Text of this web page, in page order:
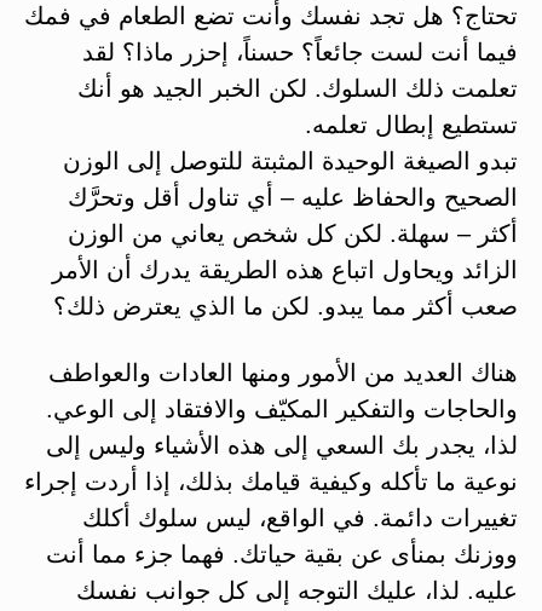
تحتاج؟ هل تجد نفسك وأنت تضع الطعام في فمك
فيما أنت لست جائعاً؟ حسناً، إحزر ماذا؟ لقد
تعلمت ذلك السلوك. لكن الخبر الجيد هو أنك
تستطيع إبطال تعلمه.
تبدو الصيغة الوحيدة المثبتة للتوصل إلى الوزن
الصحيح والحفاظ عليه – أي تناول أقل وتحرَّك
أكثر – سهلة. لكن كل شخص يعاني من الوزن
الزائد ويحاول اتباع هذه الطريقة يدرك أن الأمر
صعب أكثر مما يبدو. لكن ما الذي يعترض ذلك؟
هناك العديد من الأمور ومنها العادات والعواطف
والحاجات والتفكير المكيّف والافتقاد إلى الوعي.
لذا، يجدر بك السعي إلى هذه الأشياء وليس إلى
نوعية ما تأكله وكيفية قيامك بذلك، إذا أردت إجراء
تغييرات دائمة. في الواقع، ليس سلوك أكلك
ووزنك بمنأى عن بقية حياتك. فهما جزء مما أنت
عليه. لذا، عليك التوجه إلى كل جوانب نفسك